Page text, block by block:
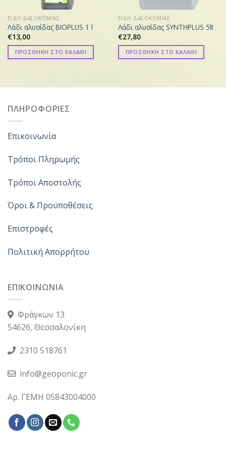
ΕΙΔΗ ΔΑΣΟΚΟΜΙΑΣ
Λάδι αλυσίδας BIOPLUS 1 l
€13,00
ΠΡΟΣΘΗΚΗ ΣΤΟ ΚΑΛΑΘΙ
ΕΙΔΗ ΔΑΣΟΚΟΜΙΑΣ
Λάδι αλυσίδας SYNTHPLUS 5lt
€27,80
ΠΡΟΣΘΗΚΗ ΣΤΟ ΚΑΛΑΘΙ
ΠΛΗΡΟΦΟΡΙΕΣ
Επικοινωνία
Τρόποι Πληρωμής
Τρόποι Αποστολής
Όροι & Προϋποθέσεις
Επιστροφές
Πολιτική Απορρήτου
ΕΠΙΚΟΙΝΩΝΙΑ
Φράγκων 13
54626, Θεσσαλονίκη
2310 518761
info@geoponic.gr
Αρ. ΓΕΜΗ 05843004000